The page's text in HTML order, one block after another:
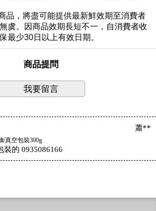
品，將盡可能提供最新鮮效期至消費者
虞。因商品效期長短不一，自消費者收
最少30日以上有效日期。
商品提問
我要留言
蕭**
/真空包裝300g
裝的 0935086166